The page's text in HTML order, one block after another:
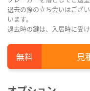
退去の際の立ち会いはござ
います。
退去時の鍵は、入居時に受
見